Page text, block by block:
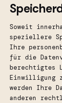
Soweit
speziellere
Ihre
für die
berechtigtes
Einwilligung
werden Ihre
anderen